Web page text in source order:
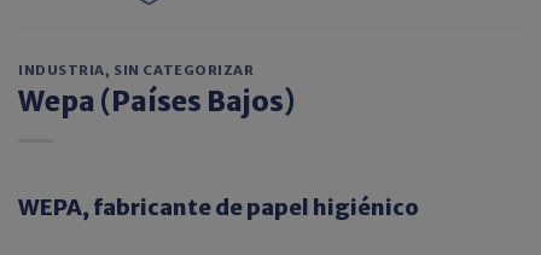
INDUSTRIA, SIN CATEGORIZAR
Wepa (Países Bajos)
WEPA, fabricante de papel higiénico